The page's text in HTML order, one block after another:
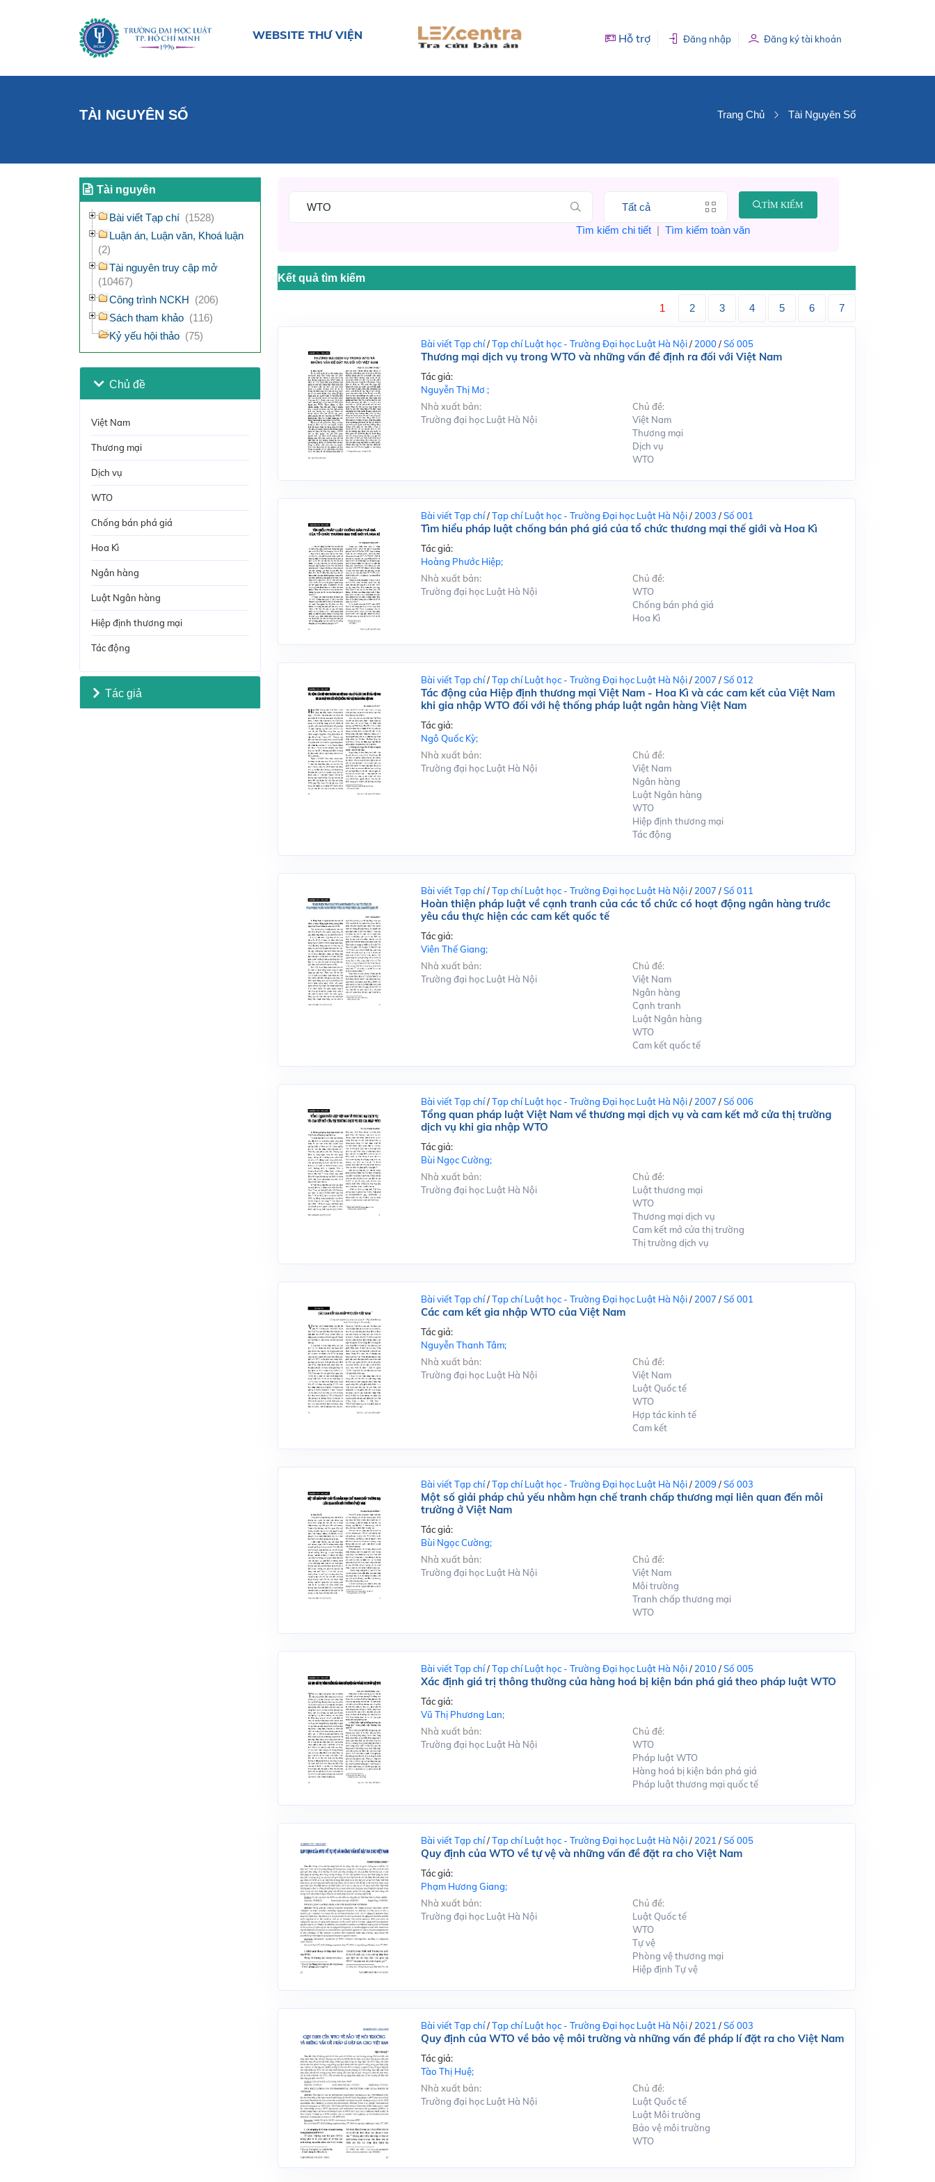
WEBSITE THƯ VIỆN Hỗ trợ Đăng nhập Đăng ký tài khoản
TÀI NGUYÊN SỐ Trang Chủ Tài Nguyên Số
Tài nguyên
Bài viết Tạp chí (1528)
Luận án, Luận văn, Khoá luận
(2)
Tài nguyên truy cập mở
(10467)
Công trình NCKH (206)
Sách tham khảo (116)
Kỷ yếu hội thảo (75)
Chủ đề
Việt Nam
Thương mại
Dịch vụ
WTO
Chống bán phá giá
Hoa Kì
Ngân hàng
Luật Ngân hàng
Hiệp định thương mại
Tác động
Tác giả
TÌM KIẾM
Tìm kiếm chi tiết| Tìm kiếm toàn văn
Kết quả tìm kiếm
1 2 3 4 5 6 7
Bài viết Tạp chí/Tạp chí Luật học - Trường Đại học Luật Hà Nội/ 2000/Số 005
Thương mại dịch vụ trong WTO và những vấn đề định ra đối với Việt Nam
Tác giả:
Nguyễn Thị Mơ ;
Nhà xuất bản:
Trường đại học Luật Hà Nội
Chủ đề:
Việt Nam
Thương mại
Dịch vụ
WTO
Bài viết Tạp chí/Tạp chí Luật học - Trường Đại học Luật Hà Nội/ 2003 /Số 001
Tìm hiểu pháp luật chống bán phá giá của tổ chức thương mại thế giới và Hoa Kì
Tác giả:
Hoàng Phước Hiệp;
Nhà xuất bản:
Trường đại học Luật Hà Nội
Chủ đề:
WTO
Chống bán phá giá
Hoa Kì
Bài viết Tạp chí/Tạp chí Luật học - Trường Đại học Luật Hà Nội/ 2007 /Số 012
Tác động của Hiệp định thương mại Việt Nam - Hoa Kì và các cam kết của Việt Nam
khi gia nhập WTO đối với hệ thống pháp luật ngân hàng Việt Nam
Tác giả:
Ngô Quốc Kỳ;
Nhà xuất bản:
Trường đại học Luật Hà Nội
Chủ đề:
Việt Nam
Ngân hàng
Luật Ngân hàng
WTO
Hiệp định thương mại
Tác động
Bài viết Tạp chí/Tạp chí Luật học - Trường Đại học Luật Hà Nội/ 2007 /Số 011
Hoàn thiện pháp luật về cạnh tranh của các tổ chức có hoạt động ngân hàng trước
yêu cầu thực hiện các cam kết quốc tế
Tác giả:
Viên Thế Giang;
Nhà xuất bản:
Trường đại học Luật Hà Nội
Chủ đề:
Việt Nam
Ngân hàng
Cạnh tranh
Luật Ngân hàng
WTO
Cam kết quốc tế
Bài viết Tạp chí/Tạp chí Luật học - Trường Đại học Luật Hà Nội/ 2007 /Số 006
Tổng quan pháp luật Việt Nam về thương mại dịch vụ và cam kết mở cửa thị trường
dịch vụ khi gia nhập WTO
Tác giả:
Bùi Ngọc Cường;
Nhà xuất bản:
Trường đại học Luật Hà Nội
Chủ đề:
Luật thương mại
WTO
Thương mại dịch vụ
Cam kết mở cửa thị trường
Thị trường dịch vụ
Bài viết Tạp chí/Tạp chí Luật học - Trường Đại học Luật Hà Nội/ 2007 /Số 001
Các cam kết gia nhập WTO của Việt Nam
Tác giả:
Nguyễn Thanh Tâm;
Nhà xuất bản:
Trường đại học Luật Hà Nội
Chủ đề:
Việt Nam
Luật Quốc tế
WTO
Hợp tác kinh tế
Cam kết
Bài viết Tạp chí/Tạp chí Luật học - Trường Đại học Luật Hà Nội/ 2009/Số 003
Một số giải pháp chủ yếu nhằm hạn chế tranh chấp thương mại liên quan đến môi
trường ở Việt Nam
Tác giả:
Bùi Ngọc Cường;
Nhà xuất bản:
Trường đại học Luật Hà Nội
Chủ đề:
Việt Nam
Môi trường
Tranh chấp thương mại
WTO
Bài viết Tạp chí/Tạp chí Luật học - Trường Đại học Luật Hà Nội/ 2010/Số 005
Xác định giá trị thông thường của hàng hoá bị kiện bán phá giá theo pháp luật WTO
Tác giả:
Vũ Thị Phương Lan;
Nhà xuất bản:
Trường đại học Luật Hà Nội
Chủ đề:
WTO
Pháp luật WTO
Hàng hoá bị kiện bán phá giá
Pháp luật thương mại quốc tế
Bài viết Tạp chí/Tạp chí Luật học - Trường Đại học Luật Hà Nội/ 2021 /Số 005
Quy định của WTO về tự vệ và những vấn đề đặt ra cho Việt Nam
Tác giả:
Phạm Hương Giang;
Nhà xuất bản:
Trường đại học Luật Hà Nội
Chủ đề:
Luật Quốc tế
WTO
Tự vệ
Phòng vệ thương mại
Hiệp định Tự vệ
Bài viết Tạp chí/Tạp chí Luật học - Trường Đại học Luật Hà Nội/ 2021 /Số 003
Quy định của WTO về bảo vệ môi trường và những vấn đề pháp lí đặt ra cho Việt Nam
Tác giả:
Tào Thị Huệ;
Nhà xuất bản:
Trường đại học Luật Hà Nội
Chủ đề:
Luật Quốc tế
Luật Môi trường
Bảo vệ môi trường
WTO